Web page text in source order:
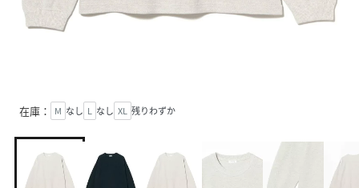
在庫： M なし L なし XL 残りわずか